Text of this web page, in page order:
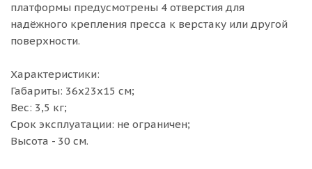
платформы предусмотрены 4 отверстия для
надёжного крепления пресса к верстаку или другой
поверхности.
Характеристики:
Габариты: 36х23х15 см;
Вес: 3,5 кг;
Срок эксплуатации: не ограничен;
Высота - 30 см.